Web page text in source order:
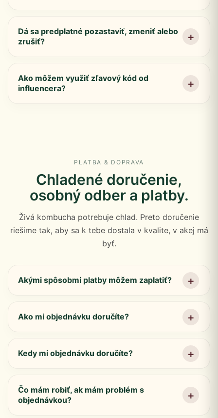
Dá sa predplatné pozastaviť, zmeniť alebo
zrušiť?
Ako môžem využiť zľavový kód od
influencera?
PLATBA & DOPRAVA
Chladené doručenie,
osobný odber a platby.
Živá kombucha potrebuje chlad. Preto doručenie
riešime tak, aby sa k tebe dostala v kvalite, v akej má
byť.
Akými spôsobmi platby môžem zaplatiť?
Ako mi objednávku doručíte?
Kedy mi objednávku doručíte?
Čo mám robiť, ak mám problém s
objednávkou?